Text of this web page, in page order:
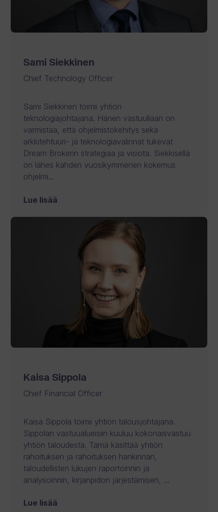
Sami Siekkinen
Chief Technology Officer
Sami Siekkinen toimii yhtiön
teknologiajohtajana. Hänen vastuullaan on
varmistaa, että ohjelmistokehitys sekä
arkkitehtuuri- ja teknologiavalinnat tukevat
Dream Brokerin strategiaa ja visiota. Siekkisellä
on lähes kahden vuosikymmenen kokemus
ohjelmi...
Lue lisää
Kaisa Sippola
Chief Financial Officer
Kaisa Sippola toimii yhtiön talousjohtajana.
Sippolan vastuualueisiin kuuluu kokonaisvastuu
yhtiön taloudesta. Tämä käsittää yhtiön
rahoituksen ja rahoituksen hankinnan,
taloudellisten lukujen raportoinnin ja
analysoinnin, kirjanpidon järjestämisen, ...
Lue lisää